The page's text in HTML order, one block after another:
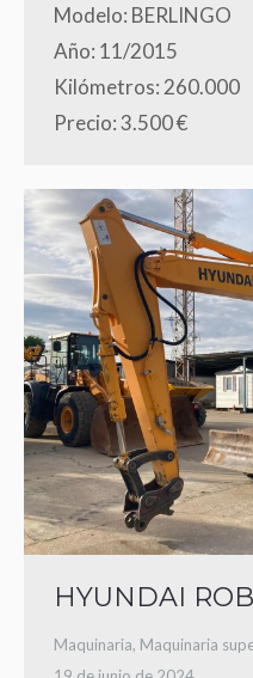
Modelo: BERLINGO
Año: 11/2015
Kilómetros: 260.000
Precio: 3.500 €
HYUNDAI
Maquinaria, Maquinaria